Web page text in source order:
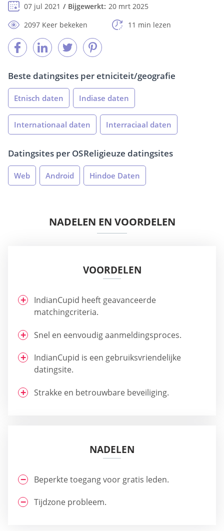
07 jul 2021
Bijgewerkt: 20 mrt 2025
2097 Keer bekeken
11 min lezen
Beste datingsites per etniciteit/geografie
Etnisch daten Indiase daten
Internationaal daten Interraciaal daten
Datingsites per OS
Web Android
Religieuze datingsites
Hindoe Daten
NADELEN EN VOORDELEN
VOORDELEN
IndianCupid heeft geavanceerde
matchingcriteria.
Snel en eenvoudig aanmeldingsproces.
IndianCupid is een gebruiksvriendelijke
datingsite.
Strakke en betrouwbare beveiliging.
NADELEN
Beperkte toegang voor gratis leden.
Tijdzone probleem.